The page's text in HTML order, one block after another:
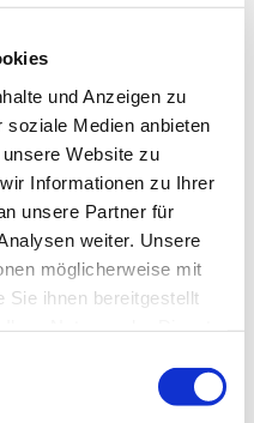
und Anzeigen zu
soziale Medien anbieten
Website zu
Informationen zu Ihrer
unsere Partner für
weiter. Unsere
möglicherweise mit
Sie ihnen bereitgestellt
auch